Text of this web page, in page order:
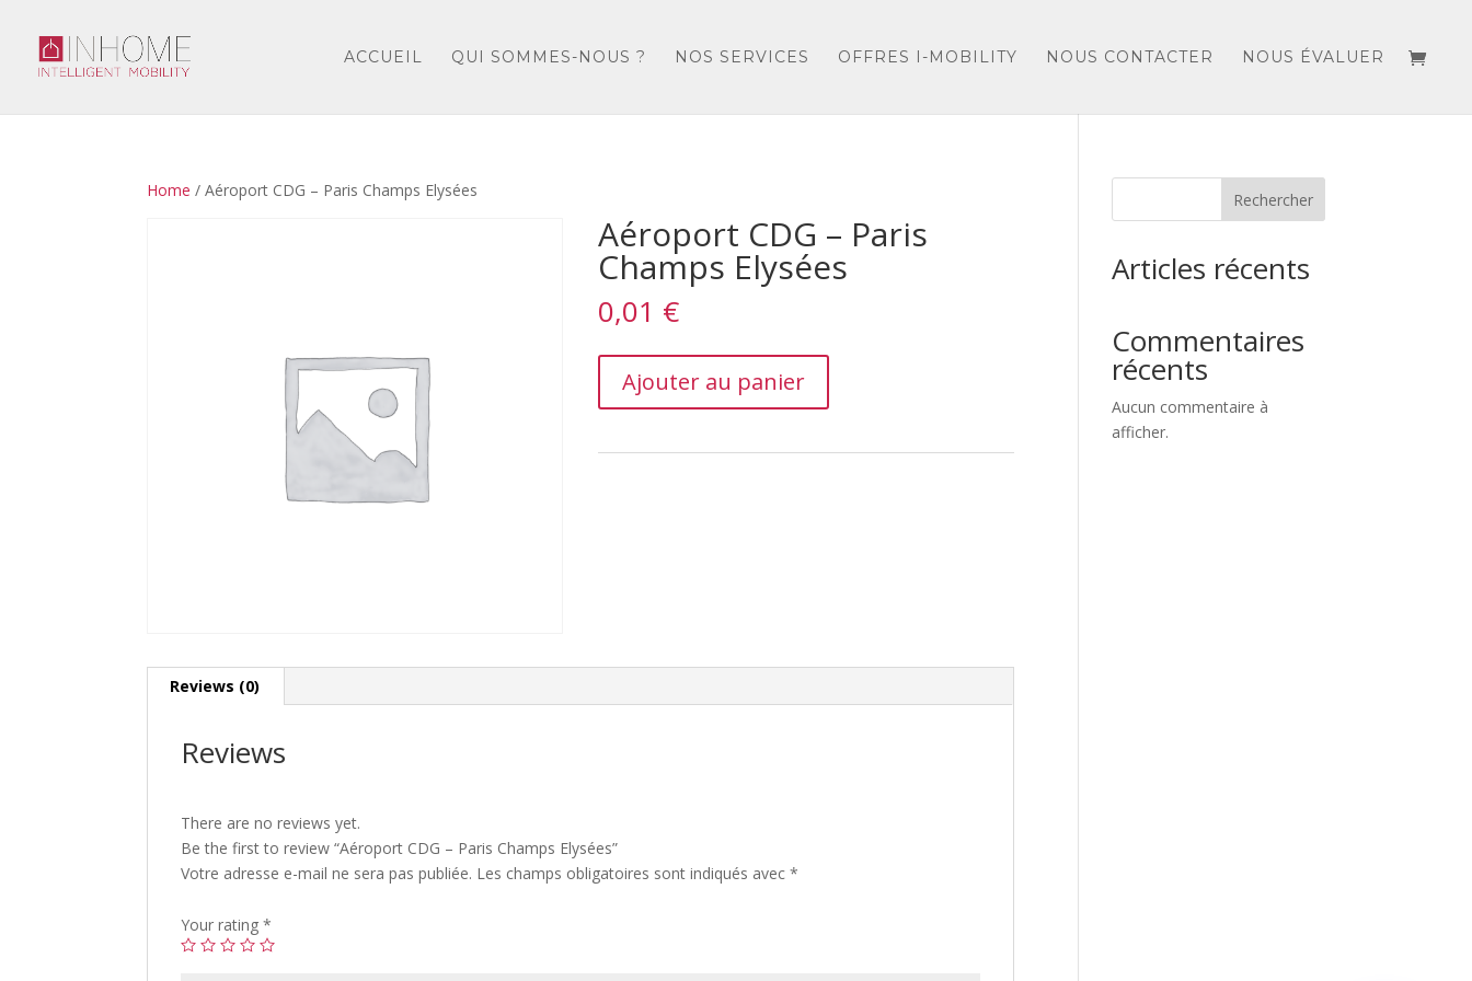
ACCUEIL QUI SOMMES-NOUS ? NOS SERVICES OFFRES I-MOBILITY NOUS CONTACTER NOUS ÉVALUER
Home / Aéroport CDG – Paris Champs Elysées
Aéroport CDG – Paris
Champs Elysées
0,01 €
CDG
–
Ajouter au panier
Reviews (0)
Reviews
There are no reviews yet.
Be the first to review “Aéroport CDG – Paris Champs Elysées”
Votre adresse e-mail ne sera pas publiée. Les champs obligatoires sont indiqués avec*
Your rating*
Rechercher
Articles récents
Commentaires
récents
Aucun commentaire à
afficher.